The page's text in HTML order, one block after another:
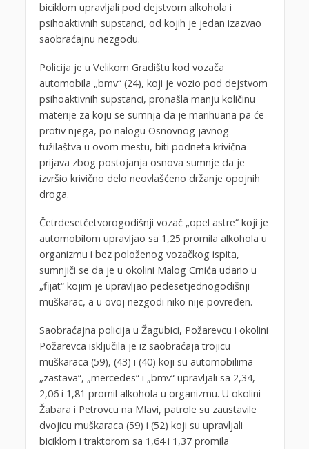
biciklom upravljali pod dejstvom alkohola i
psihoaktivnih supstanci, od kojih je jedan izazvao
saobraćajnu nezgodu.
Policija je u Velikom Gradištu kod vozača
automobila „bmv“ (24), koji je vozio pod dejstvom
psihoaktivnih supstanci, pronašla manju količinu
materije za koju se sumnja da je marihuana pa će
protiv njega, po nalogu Osnovnog javnog
tužilaštva u ovom mestu, biti podneta krivična
prijava zbog postojanja osnova sumnje da je
izvršio krivično delo neovlašćeno držanje opojnih
droga.
Četrdesetčetvorogodišnji vozač „opel astre“ koji je
automobilom upravljao sa 1,25 promila alkohola u
organizmu i bez položenog vozačkog ispita,
sumnjiči se da je u okolini Malog Crnića udario u
„fijat“ kojim je upravljao pedesetjednogodišnji
muškarac, a u ovoj nezgodi niko nije povređen.
Saobraćajna policija u Žagubici, Požarevcu i okolini
Požarevca isključila je iz saobraćaja trojicu
muškaraca (59), (43) i (40) koji su automobilima
„zastava“, „mercedes“ i „bmv“ upravljali sa 2,34,
2,06 i 1,81 promil alkohola u organizmu. U okolini
Žabara i Petrovcu na Mlavi, patrole su zaustavile
dvojicu muškaraca (59) i (52) koji su upravljali
biciklom i traktorom sa 1,64 i 1,37 promila